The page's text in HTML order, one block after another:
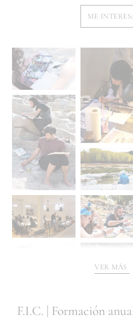
ME
VER MÁS
F.I.C. | Formación